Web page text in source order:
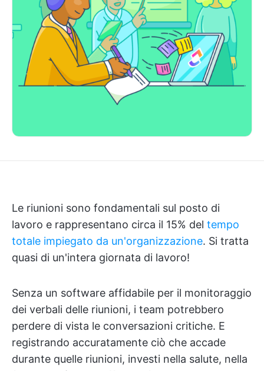
Le riunioni sono fondamentali sul posto di
lavoro e rappresentano circa il 15% del tempo
totale impiegato da un'organizzazione. Si tratta
quasi di un'intera giornata di lavoro!
Senza un software affidabile per il monitoraggio
dei verbali delle riunioni, i team potrebbero
perdere di vista le conversazioni critiche. E
registrando accuratamente ciò che accade
durante quelle riunioni, investi nella salute, nella